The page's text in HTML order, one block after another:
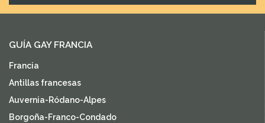
GUÍA GAY FRANCIA
Francia
Antillas francesas
Auvernia-Ródano-Alpes
Borgoña-Franco-Condado